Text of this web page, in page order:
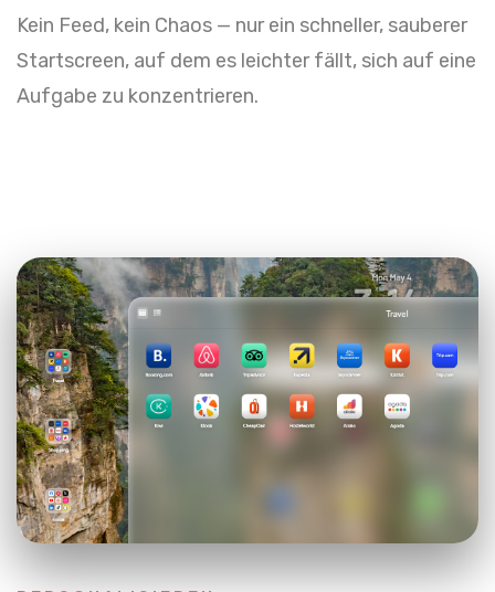
Kein Feed, kein Chaos — nur ein schneller, sauberer
Startscreen, auf dem es leichter fällt, sich auf eine
Aufgabe zu konzentrieren.